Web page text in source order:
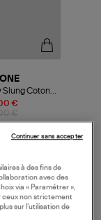
€
Slung Coton
à des fins de
avec des
via « Paramétrer »,
ceux non strictement
sur l’utilisation de
Continuer sans accepter